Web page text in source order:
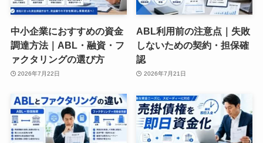
中小企業におすすめの資金
調達方法｜ABL・融資・フ
ァクタリングの選び方
2026年7月22日
ABL利用前の注意点｜失敗
しないための契約・担保確
認
2026年7月21日